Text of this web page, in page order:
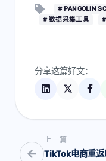
# PANGOLIN
# 数据采集工具
分享这篇好文：
上一篇
TikTok电商重返